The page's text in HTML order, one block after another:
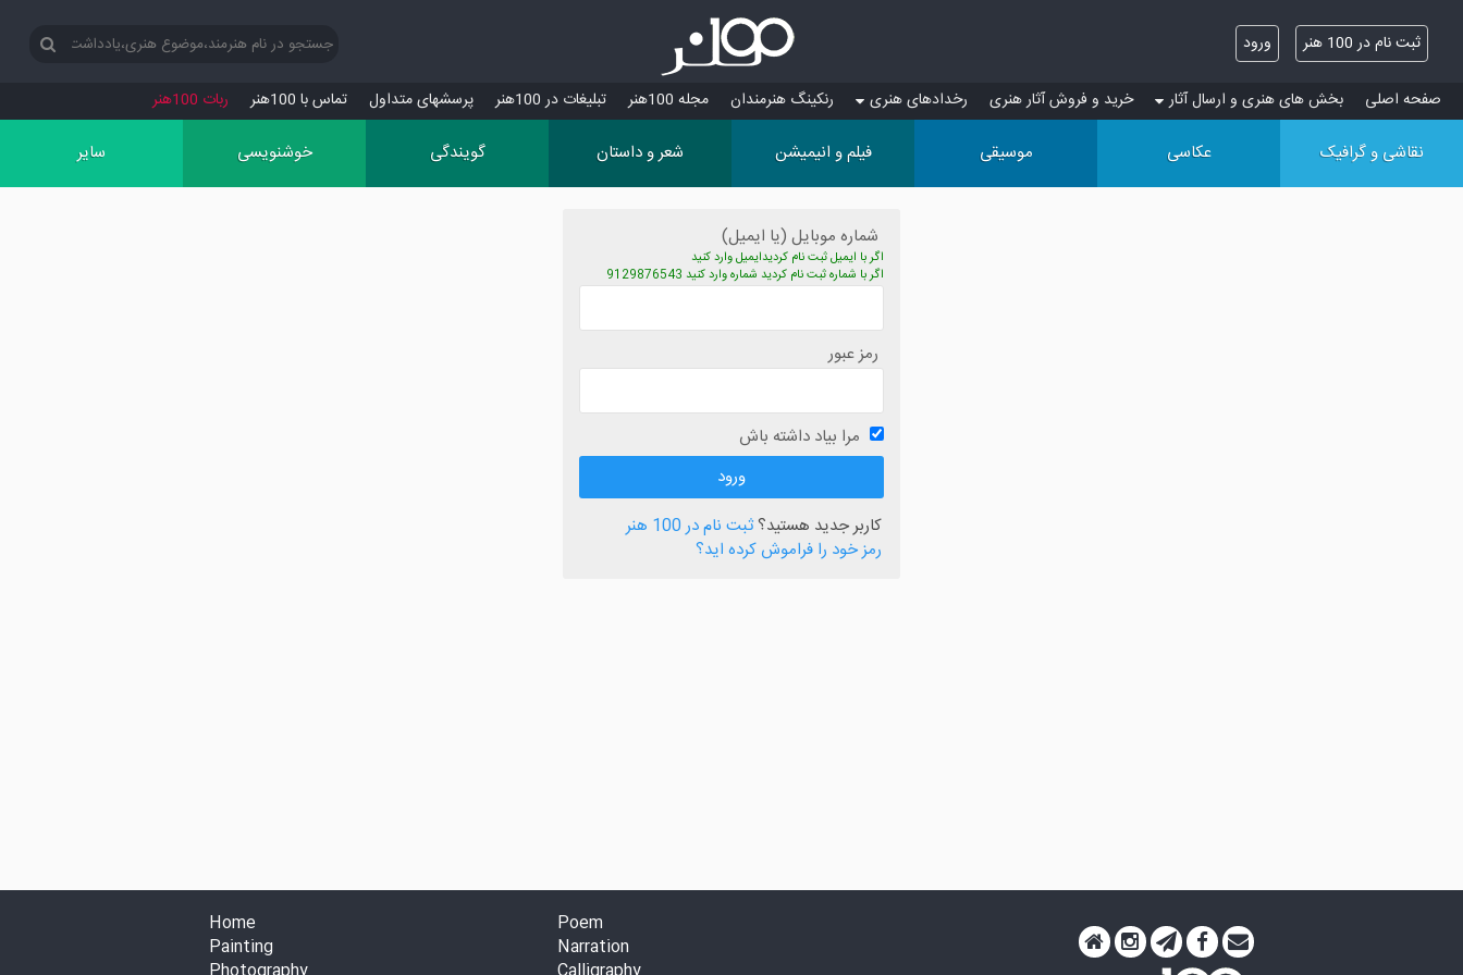
ثبت نام در 100 هنر ورود
صفحه اصلی بخش های هنری و ارسال آثار خرید و فروش آثار هنری رخدادهای هنری رنکینگ هنرمندان مجله 100هنر تبلیغات در 100هنر پرسش‏های متداول تماس با 100هنر ربات 100هنر
نقاشی و گرافیک عکاسی موسیقی فیلم و انیمیشن شعر و داستان گویندگی خوشنویسی سایر
شماره موبایل (یا ایمیل)
اگر با ایمیل ثبت نام کردیدایمیل وارد کنید
اگر با شماره ثبت نام کردید شماره وارد کنید 9129876543
رمز عبور
مرا بیاد داشته باش
کاربر جدید هستید؟ثبت نام در 100 هنر
رمز خود را فراموش کرده اید؟
Home
Painting
Poem
Narration